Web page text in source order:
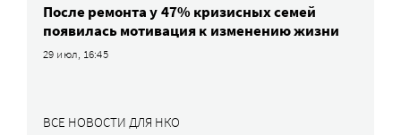
После ремонта у 47% кризисных семей
появилась мотивация к изменению жизни
29 июл, 16:45
ВСЕ НОВОСТИ ДЛЯ НКО